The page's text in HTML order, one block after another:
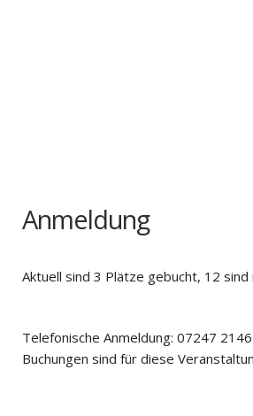
Anmeldung
Aktuell sind 3 Plätze gebucht, 12 sind
Telefonische Anmeldung: 07247
Buchungen sind für diese